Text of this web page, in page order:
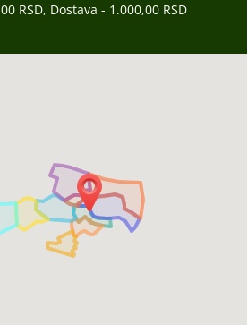
RSD, Dostava - 1.000,00 RSD